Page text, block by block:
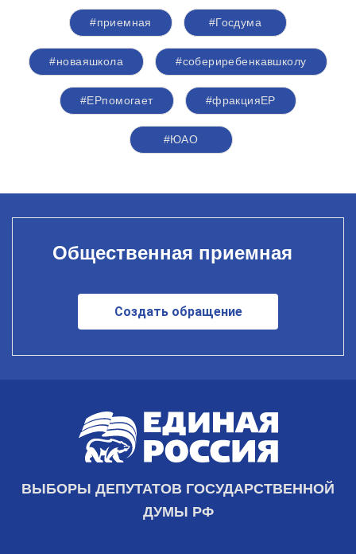
#приемная #Госдума
#новаяшкола #собериребенкавшколу
#ЕРпомогает #фракцияЕР
#ЮАО
Общественная приемная
Создать обращение
ВЫБОРЫ ДЕПУТАТОВ ГОСУДАРСТВЕННОЙ
ДУМЫ РФ